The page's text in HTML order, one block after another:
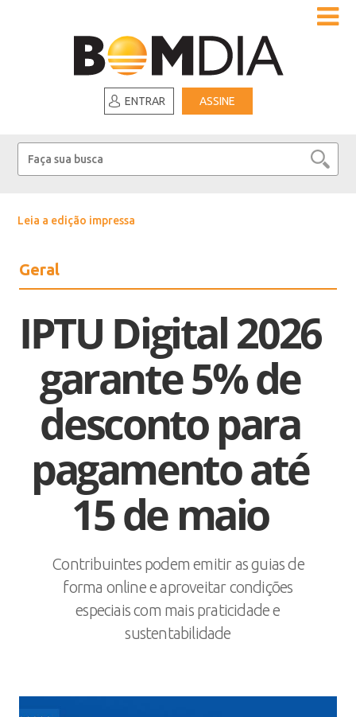
ENTRAR ASSINE
Leia a edição impressa
Geral
IPTU Digital 2026
garante 5% de
desconto para
pagamento até
15 de maio
Contribuintes podem emitir as guias de
forma online e aproveitar condições
especiais com mais praticidade e
sustentabilidade